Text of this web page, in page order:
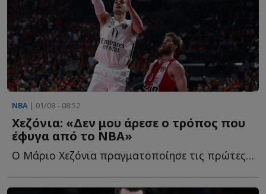
NBA | 01/08 - 08:52
Χεζόνια: «Δεν μου άρεσε ο τρόπος που
έφυγα από το NBA»
Ο Μάριο Χεζόνια πραγματοποίησε τις πρώτες του δηλώσεις μ...